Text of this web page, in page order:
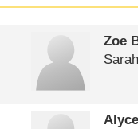
Zoe